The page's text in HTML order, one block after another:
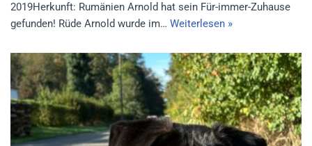
2019Herkunft: Rumänien Arnold hat sein Für-immer-Zuhause
gefunden! Rüde Arnold wurde im… Weiterlesen »